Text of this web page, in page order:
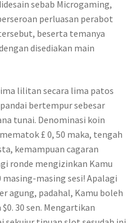
sebab Microgaming,
perluasan perabot
beserta temanya
disediakan main
lilitan secara lima patos
bertempur sebesar
tunai. Denominasi koin
£ 0, 50 maka, tengah
kemampuan cagaran
ronde mengizinkan Kamu
masing sesi! Apalagi
agung, padahal, Kamu boleh
30 sen. Mengartikan